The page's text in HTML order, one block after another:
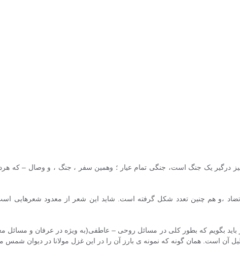
یک جنگ است، جنگی تمام عیار ؛ وهمین سفر ، جنگ ، و وصال – که
،و هم چنین تعدد شکل گرفته است. شاید این شعر از معدود شعرهایی
بگویم که بطور کلی در مسائل روحی – عاطفی(به ویژه در عرفان و مسائل
آن است. همان گونه که نمونه ی بارز آن را در این غزل مولانا در دیوان شمس